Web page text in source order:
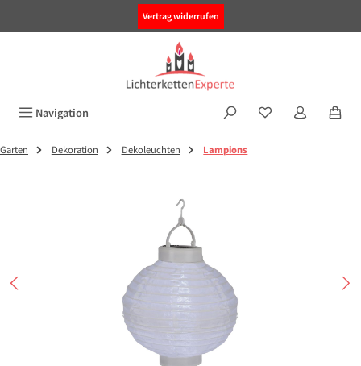
Vertrag widerrufen
Navigation
Garten Dekoration Dekoleuchten Lampions